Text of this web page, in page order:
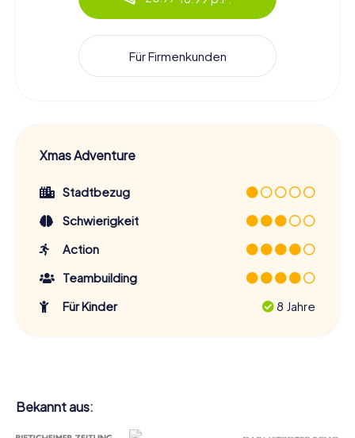
Für Firmenkunden
Xmas Adventure
Stadtbezug
Schwierigkeit
Action
Teambuilding
Für Kinder
8 Jahre
Bekannt aus: